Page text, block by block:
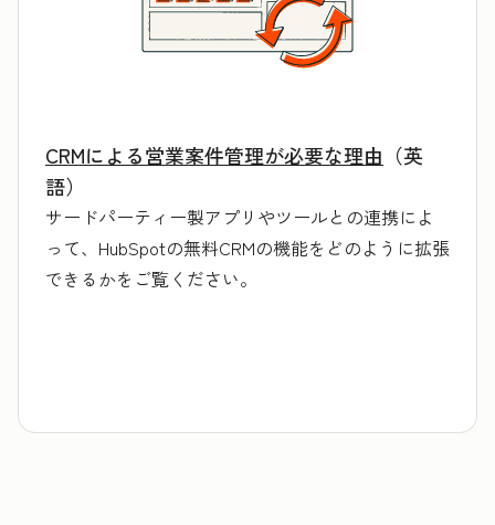
CRMによる営業案件管理が必要な理由 （英
語）
サードパーティー製アプリやツールとの連携によ
って、HubSpotの無料CRMの機能をどのように拡張
できるかをご覧ください。